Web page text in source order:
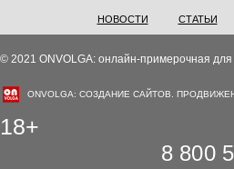
НОВОСТИ СТАТЬИ
© 2021 ONVOLGA: онлайн-примерочная для
ONVOLGA: СОЗДАНИЕ САЙТОВ.
18+
8 800